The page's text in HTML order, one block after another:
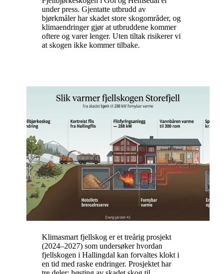
under press. Gjentatte utbrudd av
bjørkmåler har skadet store skogområder, og
klimaendringer gjør at utbruddene kommer
oftere og varer lenger. Uten tiltak risikerer vi
at skogen ikke kommer tilbake.
Klimasmart fjellskog er et treårig prosjekt
(2024–2027) som undersøker hvordan
fjellskogen i Hallingdal kan forvaltes klokt i
en tid med raske endringer. Prosjektet har